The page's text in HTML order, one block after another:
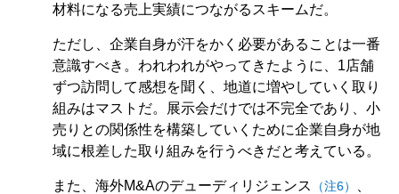
材料になる売上実績につながるスキームだ。
ただし、企業自身が汗をかく必要があることは一番
意識すべき。われわれがやってきたように、1店舗
ずつ訪問して感想を聞く、地道に増やしていく取り
組みはマストだ。展示会だけでは不完全であり、小
売りとの関係性を構築していくために企業自身が地
域に根差した取り組みを行うべきだと考えている。
また、海外M&Aのデューディリジェンス （注6）